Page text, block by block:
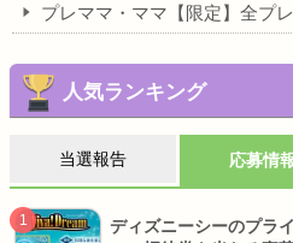
プレママ・ママ【限定】全プレ
人気ランキング
当選報告 応募情
ディズニーシーのプラ